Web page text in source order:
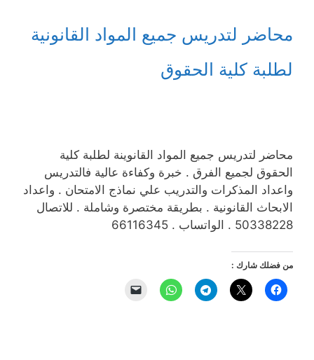
محاضر لتدريس جميع المواد القانونية
لطلبة كلية الحقوق
محاضر لتدريس جميع المواد القانوينة لطلبة كلية
الحقوق لجميع الفرق . خبرة وكفاءة عالية فالتدريس
واعداد المذكرات والتدريب علي نماذج الامتحان . واعداد
الابحاث القانونية . بطريقة مختصرة وشاملة . للاتصال
50338228 . الواتساب . 66116345
من فضلك شارك :